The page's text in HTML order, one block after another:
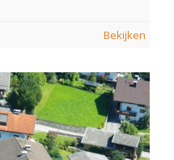
Bekijken